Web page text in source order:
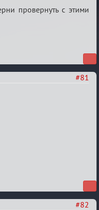
провернуть с этими
#81
#82